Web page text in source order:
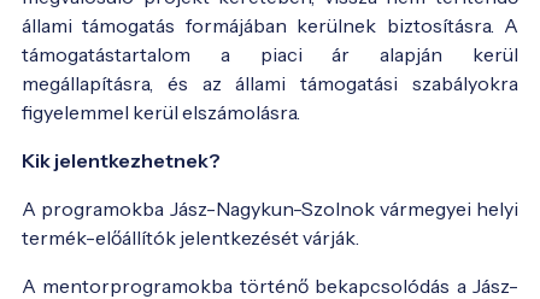
állami támogatás formájában kerülnek biztosításra. A
támogatástartalom a piaci ár alapján kerül
megállapításra, és az állami támogatási szabályokra
figyelemmel kerül elszámolásra.
Kik jelentkezhetnek?
A programokba Jász-Nagykun-Szolnok vármegyei helyi
termék-előállítók jelentkezését várják.
A mentorprogramokba történő bekapcsolódás a Jász-